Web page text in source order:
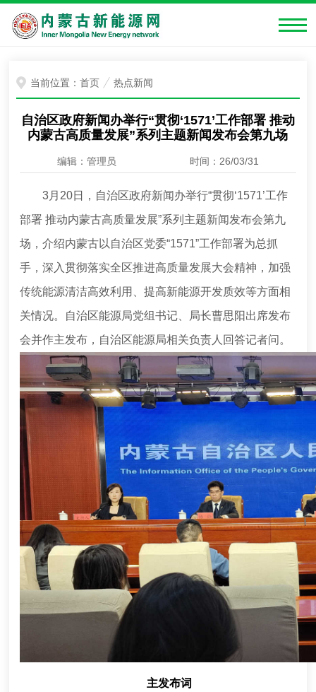
当前位置：首页 热点新闻
自治区政府新闻办举行“贯彻‘1571’工作部署 推动
内蒙古高质量发展”系列主题新闻发布会第九场
编辑：管理员 时间：26/03/31
3月20日，自治区政府新闻办举行“贯彻‘1571’工作
部署 推动内蒙古高质量发展”系列主题新闻发布会第九
场，介绍内蒙古以自治区党委“1571”工作部署为总抓
手，深入贯彻落实全区推进高质量发展大会精神，加强
传统能源清洁高效利用、提高新能源开发质效等方面相
关情况。自治区能源局党组书记、局长曹思阳出席发布
会并作主发布，自治区能源局相关负责人回答记者问。
主发布词